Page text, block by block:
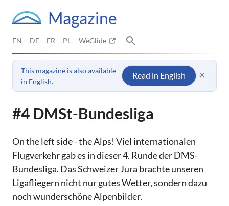
Magazine
EN DE FR PL WeGlide
This magazine is also available
in English.
Read in English ×
#4 DMSt-Bundesliga
On the left side - the Alps! Viel internationalen
Flugverkehr gab es in dieser 4. Runde der DMS-
Bundesliga. Das Schweizer Jura brachte unseren
Ligafliegern nicht nur gutes Wetter, sondern dazu
noch wunderschöne Alpenbilder.